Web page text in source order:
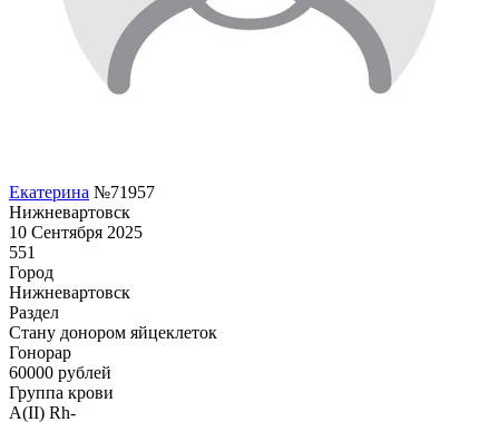
Екатерина №71957
Нижневартовск
10 Сентября 2025
551
Город
Нижневартовск
Раздел
Стану донором яйцеклеток
Гонoрар
60000 рублей
Группа крови
A(II) Rh-